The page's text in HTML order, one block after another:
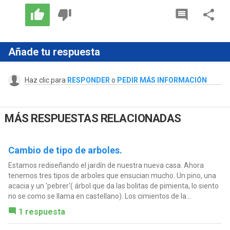
Añade tu respuesta
Haz clic para RESPONDER o PEDIR MÁS INFORMACIÓN
MÁS RESPUESTAS RELACIONADAS
Cambio de tipo de arboles.
Estamos rediseñando el jardín de nuestra nueva casa. Ahora
tenemos tres tipos de arboles que ensucian mucho. Un pino, una
acacia y un 'pebrer'( árbol que da las bolitas de pimienta, lo siento
no se como se llama en castellano). Los cimientos de la...
1 respuesta